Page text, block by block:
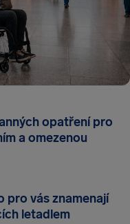
opatření pro
a omezenou
pro vás znamenají
letadlem